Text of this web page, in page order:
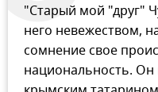
"Старый мой "друг"
него невежеством,
сомнение свое
национальность. Он